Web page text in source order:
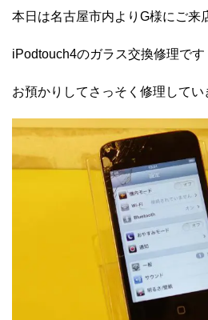
本日は名古屋市内よりG様にご来
iPodtouch4のガラス交換修理です
お預かりしてさっそく修理してい